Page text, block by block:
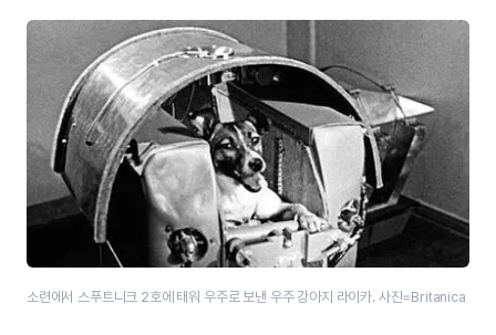
소련에서 스푸트니크 2호에 태워 우주로 보낸 우주 강아지 라이카. 사진=Britanica